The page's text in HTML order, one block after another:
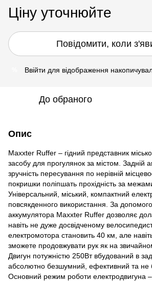
Ціну уточнюйте
Повідомити, коли
Ввійти для відображення
До обраного
Опис
Maxxter Ruffer – гідний представник
засобу для прогулянок за містом. Задній
зручність пересування по нерівній
покришки поліпшать прохідність за
Універсальний, міський, компактний
повсякденного використання. За
аккумулятора Maxxter Ruffer дозволяє
навіть не дуже досвідченому
електромотора становить 40 км, але
зможете продовжувати рук як на
Двигун потужністю 250Вт вбудований в
абсолютно безшумний, ефективний та не
Основний режим роботи електродвигуна